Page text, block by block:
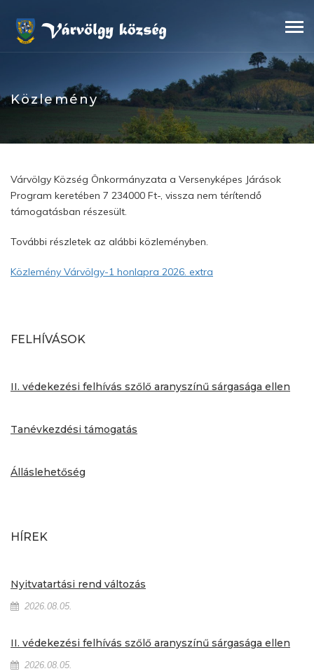
content
Közlemény
Várvölgy Község Önkormányzata a Versenyképes Járások
Program keretében 7 234000 Ft-, vissza nem térítendő
támogatásban részesült.
További részletek az alábbi közleményben.
Közlemény Várvölgy-1 honlapra 2026. extra
FELHÍVÁSOK
II. védekezési felhívás szőlő aranyszínű sárgasága ellen
Tanévkezdési támogatás
Álláslehetőség
HÍREK
Nyitvatartási rend változás
2026.08.05.
II. védekezési felhívás szőlő aranyszínű sárgasága ellen
2026.08.05.